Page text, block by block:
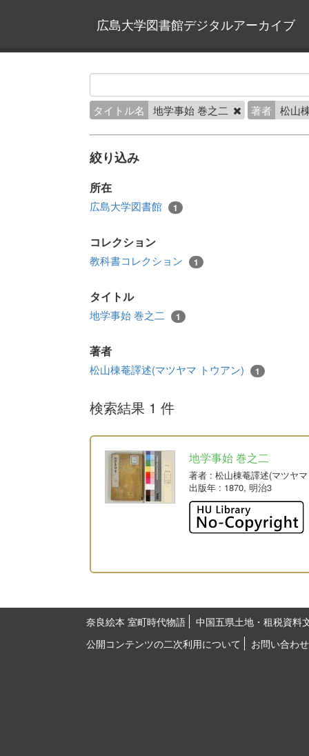
広島大学図書館デジタルアーカイブ
タイトル名 地学事始 巻之二 著者 松山
絞り込み
所在
広島大学図書館 1
コレクション
教科書コレクション 1
タイトル
地学事始 巻之二 1
著者
松山棟菴譯述(マツヤマ トウアン) 1
検索結果 1 件
地学事始 巻之二
著者 : 松山棟菴譯述(マツヤ
出版年 : 1870, 明治3
奈良絵本 室町時代物語
中国五県土地・租税資料
公開コンテンツの二次利用について
お問い合わせ